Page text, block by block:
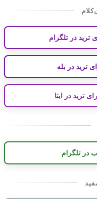
ترید در تلگرام
ترید در بله
ترید در ایتا
در تلگرام